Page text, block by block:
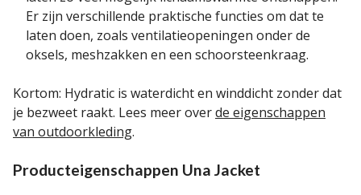
Er zijn verschillende praktische functies om dat te
laten doen, zoals ventilatieopeningen onder de
oksels, meshzakken en een schoorsteenkraag.
Kortom: Hydratic is waterdicht en winddicht zonder dat
je bezweet raakt. Lees meer overde eigenschappen
van outdoorkleding.
Producteigenschappen Una Jacket